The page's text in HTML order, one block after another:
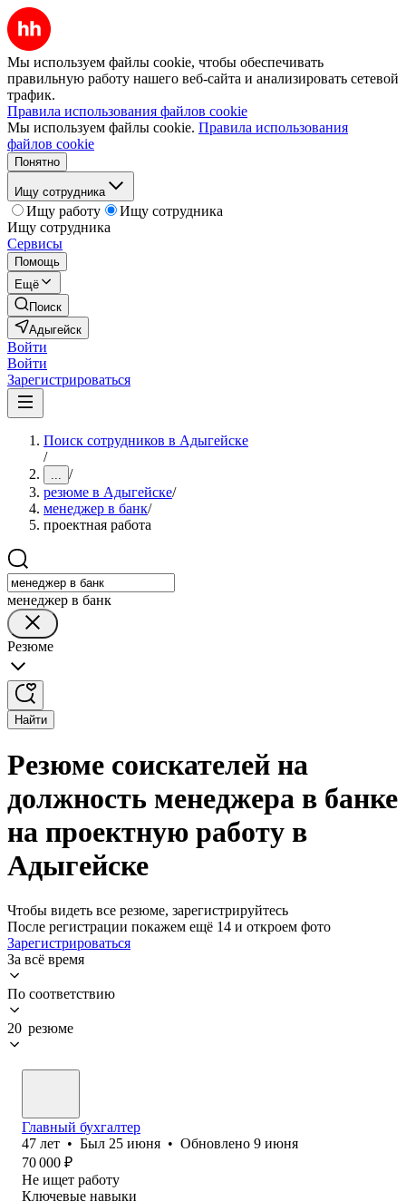
Мы используем файлы cookie, чтобы обеспечивать
правильную работу нашего веб-сайта и анализировать сетевой
трафик.
Правила использования файлов cookie
Мы используем файлы cookie. Правила использования
файлов cookie
Понятно
Ищу сотрудника
Ищу работу
Ищу сотрудника
Ищу сотрудника
Сервисы
Помощь
Ещё
Поиск
Адыгейск
Войти
Войти
Зарегистрироваться
Поиск сотрудников в Адыгейске
/
... /
резюме в Адыгейске/
менеджер в банк/
проектная работа
менеджер в банк
Резюме
Найти
Резюме соискателей на
должность менеджера в банке
на проектную работу в
Адыгейске
Чтобы видеть все резюме, зарегистрируйтесь
После регистрации покажем ещё 14 и откроем фото
Зарегистрироваться
За всё время
По соответствию
20 резюме
Главный бухгалтер
47 лет • Был 25 июня • Обновлено 9 июня
70 000 ₽
Не ищет работу
Ключевые навыки